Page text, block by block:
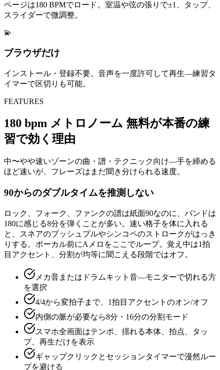
ページは180 BPMでロード。室温や弦の張りで±1、タップ、
スライダーで微調整。
💫
ブラウザだけ
インストール・登録不要。音声を一度許可して再生—練習タ
イマーで区切りも可能。
FEATURES
180 bpm メトロノーム 無料が本番の練
習で効く理由
中〜やや速いゾーンの曲・譜・テクニック向け—手を締める
ほど速いが、フレーズはまだ聞き分けられる速度。
90からのダブルタイムを推測しない
ロック、フォーク、ファンクの譜は紙面90なのに、バンドは
180に感じる8分を弾くことが多い。速い格子を体に入れる
と、スネアのプッシュプルやシンコペのストロークがはっき
りする。ボーカル前にAメロをここでループ。覚え中は1拍
目アクセント、分割が均等に聞こえる段階ではオフ。
メカ音またはドラムキット音—モニターで切れる方
を選択
4/4から変拍子まで、1拍目アクセントのオン/オフ
内側の脈が必要なら8分・16分の分割モード
スマホ全画面はテンポ、揺れる本体、拍点、タッ
プ、再生だけを表示
ギャップクリックとセッションタイマーで漫然ルー
プを避ける